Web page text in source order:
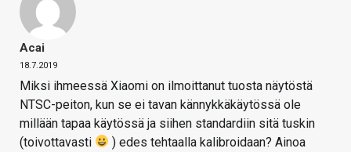
Acai
18.7.2019
Miksi ihmeessä Xiaomi on ilmoittanut tuosta näytöstä
NTSC-peiton, kun se ei tavan kännykkäkäytössä ole
millään tapaa käytössä ja siihen standardiin sitä tuskin
(toivottavasti
) edes tehtaalla kalibroidaan? Ainoa